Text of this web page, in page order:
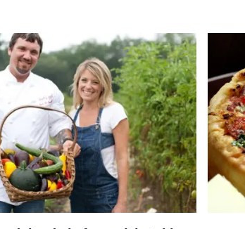
Notre guide de la ferme à la table